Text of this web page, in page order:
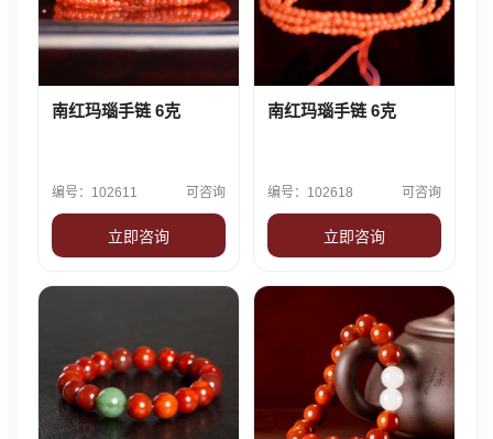
南红玛瑙手链 6克
编号：102611 可咨询
立即咨询
南红玛瑙手链 6克
编号：102618 可咨询
立即咨询